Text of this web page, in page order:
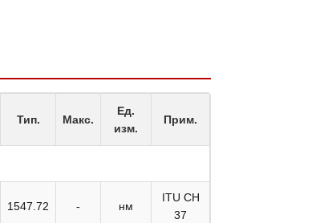
Тип. Макс.
Ед.
изм.
Прим.
1547.72 - нм
ITU CH
37